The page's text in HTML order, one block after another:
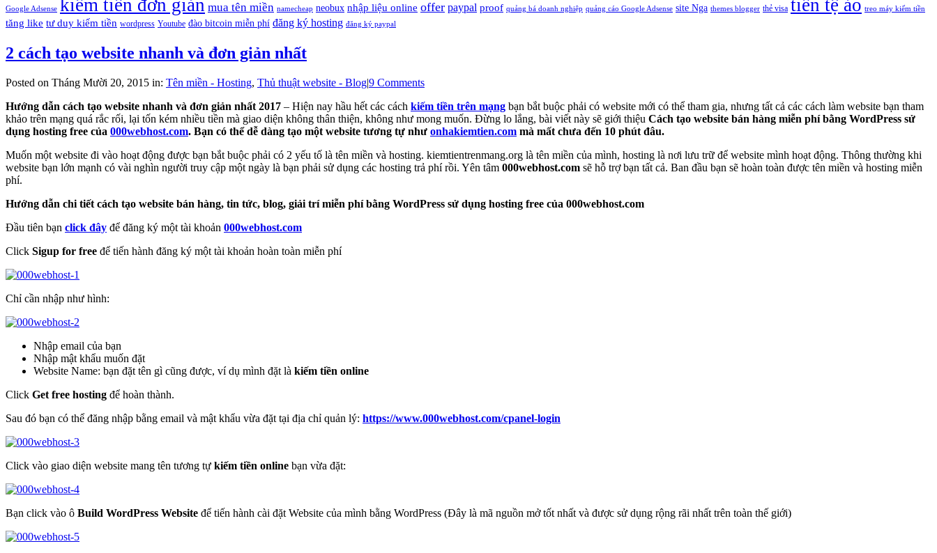
Google Adsense kiếm tiền đơn giản mua tên miền namecheap neobux nhập liệu online offer paypal proof quảng bá doanh nghiệp quảng cáo Google Adsense site Nga themes blogger thẻ visa tiền tệ ảo treo máy kiếm tiền
tăng like tư duy kiếm tiền wordpress Youtube đào bitcoin miễn phí đăng ký hosting đăng ký paypal
2 cách tạo website nhanh và đơn giản nhất
Posted on Tháng Mười 20, 2015 in: Tên miền - Hosting, Thủ thuật website - Blog|9 Comments
Hướng dẫn cách tạo website nhanh và đơn giản nhất 2017 – Hiện nay hầu hết các cách kiếm tiền trên mạng bạn bắt buộc phải có website mới có thể tham gia, nhưng tất cả các cách làm website bạn tham
khảo trên mạng quá rắc rối, lại tốn kém nhiều tiền mà giao diện không thân thiện, không như mong muốn. Đừng lo lắng, bài viết này sẽ giới thiệu Cách tạo website bán hàng miễn phí bằng WordPress sử
dụng hosting free của 000webhost.com. Bạn có thể dễ dàng tạo một website tương tự như onhakiemtien.com mà mất chưa đến 10 phút đâu.
Muốn một website đi vào hoạt động được bạn bắt buộc phải có 2 yếu tố là tên miền và hosting. kiemtientrenmang.org là tên miền của mình, hosting là nơi lưu trữ để website mình hoạt động. Thông thường khi
website bạn lớn mạnh có vài nghìn người truy cập một ngày là bạn phải sử dụng các hosting trả phí rồi. Yên tâm 000webhost.com sẽ hỗ trợ bạn tất cả. Ban đầu bạn sẽ hoàn toàn được tên miền và hosting miễn
phí.
Hướng dẫn chi tiết cách tạo website bán hàng, tin tức, blog, giải trí miễn phí bằng WordPress sử dụng hosting free của 000webhost.com
Đầu tiên bạn click đây để đăng ký một tài khoản 000webhost.com
Click Sigup for free để tiến hành đăng ký một tài khoản hoàn toàn miễn phí
Chỉ cần nhập như hình:
Nhập email của bạn
Nhập mật khẩu muốn đặt
Website Name: bạn đặt tên gì cũng được, ví dụ mình đặt là kiếm tiền online
Click Get free hosting để hoàn thành.
Sau đó bạn có thể đăng nhập bằng email và mật khẩu vừa đặt tại địa chỉ quản lý: https://www.000webhost.com/cpanel-login
Click vào giao diện website mang tên tương tự kiếm tiền online bạn vừa đặt:
Bạn click vào ô Build WordPress Website để tiến hành cài đặt Website của mình bằng WordPress (Đây là mã nguồn mở tốt nhất và được sử dụng rộng rãi nhất trên toàn thế giới)